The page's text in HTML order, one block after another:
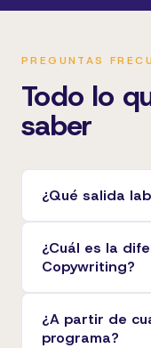
PREGUNTAS
Todo lo
saber
¿Qué salida
¿Cuál es la
Copywriting?
¿A partir de
programa?